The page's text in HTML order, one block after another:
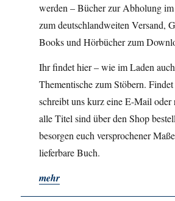
werden – Bücher zur Abholung
zum deutschlandweiten Versand,
Books und Hörbücher zum
Ihr findet hier – wie im Laden
Thementische zum Stöbern.
schreibt uns kurz eine E-Mail
alle Titel sind über den Shop
besorgen euch versprochener
lieferbare Buch.
mehr